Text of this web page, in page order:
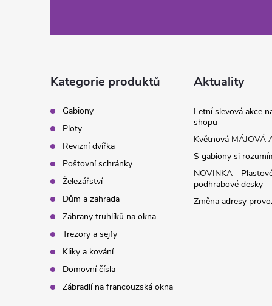
Kategorie produktů
Gabiony
Ploty
Revizní dvířka
Poštovní schránky
Železářství
Dům a zahrada
Zábrany truhlíků na okna
Trezory a sejfy
Kliky a kování
Domovní čísla
Zábradlí na francouzská okna
Aktuality
Letní slevová akce
shopu
Květnová MÁJOVÁ
S gabiony si
NOVINKA -
podhrabové desky
Změna adresy